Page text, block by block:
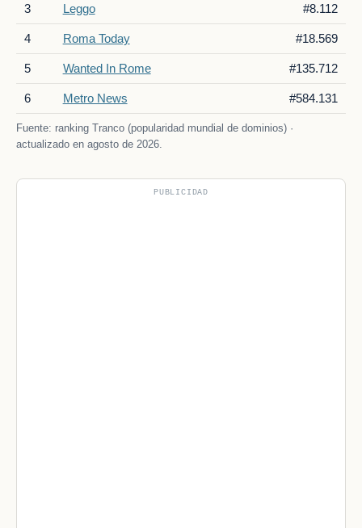
3 Leggo #8.112
4 Roma Today #18.569
5 Wanted In Rome #135.712
6 Metro News #584.131
Fuente: ranking Tranco (popularidad mundial de dominios) ·
actualizado en agosto de 2026.
PUBLICIDAD